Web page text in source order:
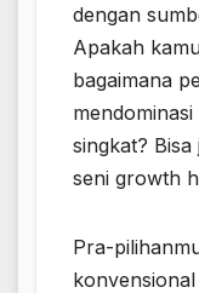
dengan
Apakah
bagaimana
singkat?
seni growth
Pra-